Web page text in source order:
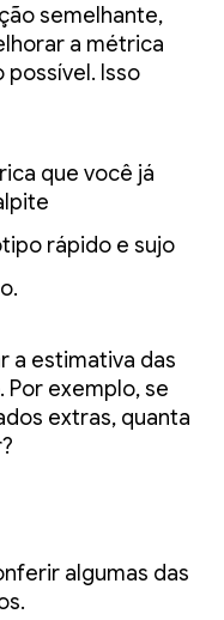
semelhante,
a métrica
Isso
que você já
rápido e sujo
a estimativa das
Por exemplo, se
extras, quanta
algumas das